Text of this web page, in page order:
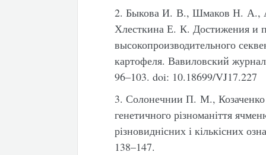
2. Быкова И. В., Шмаков Н. А.,
Хлесткина Е. К. Достижения и
высокопроизводительного
картофеля. Вавиловский
96–103. doi: 10.18699/VJ17.227
3. Солонечнии П. М.,
генетичного різноманіття
різновиднісних і кількісних
138–147.